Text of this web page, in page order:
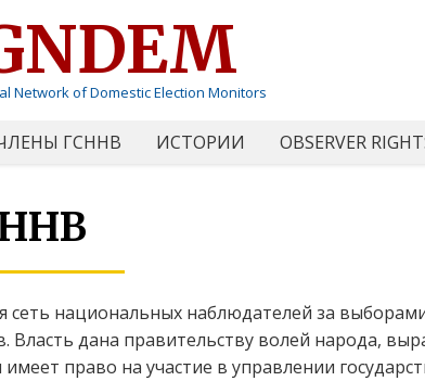
Network of Domestic Election Monitors
ГСННВ ИСТОРИИ OBSERVER
сеть национальных наблюдателей за
Власть дана правительству волей народа,
право на участие в управлении